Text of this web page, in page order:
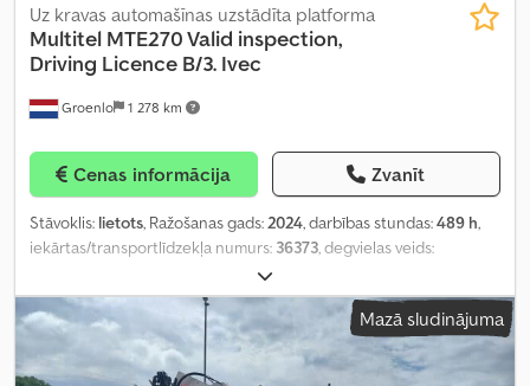
Groenlo 1 278 km
Uz kravas automašīnas uzstādīta platforma
Multitel MTE270 Valid inspection,
Driving Licence B/3. Ivec
Cenas informācija Zvanīt
Stāvoklis: lietots, Ražošanas gads:2024, darbības stundas:489 h,
iekārtas/transportlīdzekļa numurs: 36373, degvielas veids:
Mazā sludinājuma